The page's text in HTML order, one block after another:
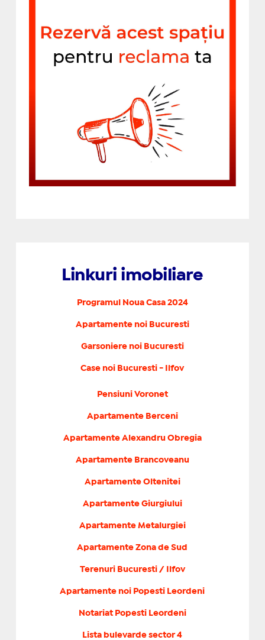
Linkuri imobiliare
Programul Noua Casa 2024
Apartamente noi Bucuresti
Garsoniere noi Bucuresti
Case noi Bucuresti - Ilfov
Pensiuni Voronet
Apartamente Berceni
Apartamente Alexandru Obregia
Apartamente Brancoveanu
Apartamente Oltenitei
Apartamente Giurgiului
Apartamente Metalurgiei
Apartamente Zona de Sud
Terenuri Bucuresti / Ilfov
Apartamente noi Popesti Leordeni
Notariat Popesti Leordeni
Lista bulevarde sector 4